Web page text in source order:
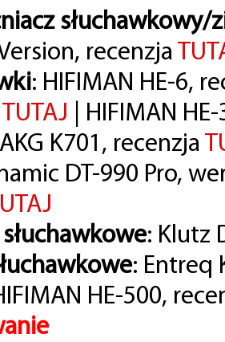
słuchawkowy/
recenzja
: HIFIMAN HE-6,
TUTAJ | HIFIMAN
K701, recenzja
DT-990 Pro,
: Klutz
: Entreq
HE-500,